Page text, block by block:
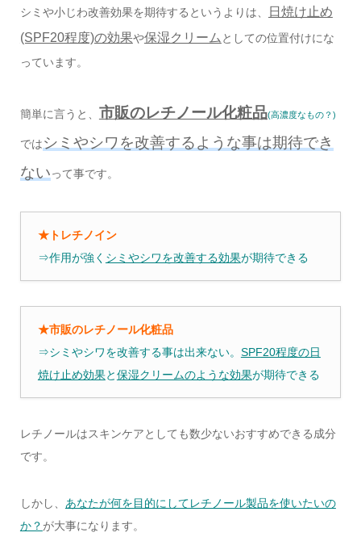
シミや小じわ改善効果を期待するというよりは、
日焼け止め
(SPF20程度)の効果や保湿クリーム としての位置付けにな
っています。
簡単に言うと、 市販のレチノール化粧品(高濃度なもの？)
ではシミやシワを改善するような事は期待でき
ないって事です。
★トレチノイン
⇒作用が強く シミやシワを改善する効果が期待できる
★市販のレチノール化粧品
⇒シミやシワを改善する事は出来ない。 SPF20程度の日
焼け止め効果と保湿クリームのような効果が期待できる
レチノールはスキンケアとしても数少ないおすすめできる成分
です。
しかし、 あなたが何を目的にしてレチノール製品を使いたいの
か？ が大事になります。